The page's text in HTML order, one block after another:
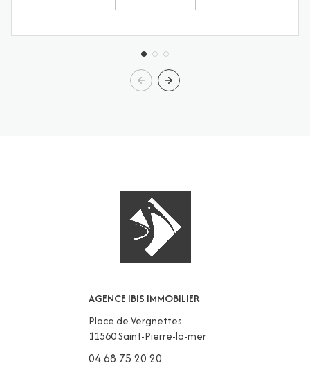
AGENCE IBIS IMMOBILIER
Place de Vergnettes
11560Saint-Pierre-la-mer
04 68 75 20 20